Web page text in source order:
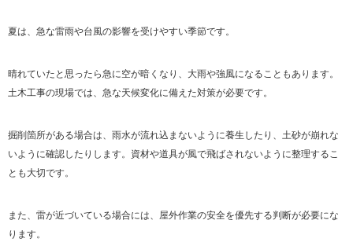
夏は、急な雷雨や台風の影響を受けやすい季節です。
晴れていたと思ったら急に空が暗くなり、大雨や強風になることもあります。
土木工事の現場では、急な天候変化に備えた対策が必要です。
掘削箇所がある場合は、雨水が流れ込まないように養生したり、土砂が崩れな
いように確認したりします。資材や道具が風で飛ばされないように整理するこ
とも大切です。
また、雷が近づいている場合には、屋外作業の安全を優先する判断が必要にな
ります。